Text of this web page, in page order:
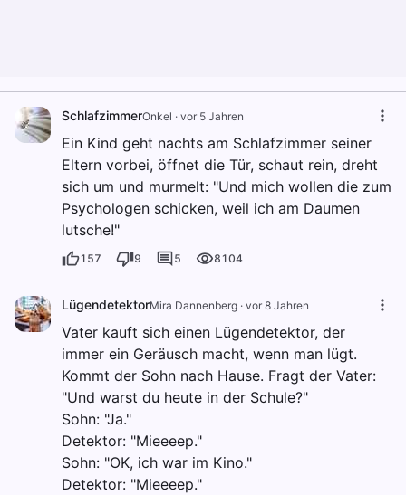
SchlafzimmerOnkel · vor 5 Jahren
Ein Kind geht nachts am Schlafzimmer seiner
Eltern vorbei, öffnet die Tür, schaut rein, dreht
sich um und murmelt: "Und mich wollen die zum
Psychologen schicken, weil ich am Daumen
lutsche!"
157 9 5 8104
LügendetektorMira Dannenberg · vor 8 Jahren
Vater kauft sich einen Lügendetektor, der
immer ein Geräusch macht, wenn man lügt.
Kommt der Sohn nach Hause. Fragt der Vater:
"Und warst du heute in der Schule?"
Sohn: "Ja."
Detektor: "Mieeeep."
Sohn: "OK, ich war im Kino."
Detektor: "Mieeeep."